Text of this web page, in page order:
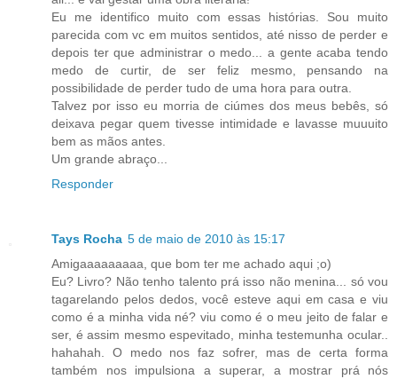
Eu me identifico muito com essas histórias. Sou muito
parecida com vc em muitos sentidos, até nisso de perder e
depois ter que administrar o medo... a gente acaba tendo
medo de curtir, de ser feliz mesmo, pensando na
possibilidade de perder tudo de uma hora para outra.
Talvez por isso eu morria de ciúmes dos meus bebês, só
deixava pegar quem tivesse intimidade e lavasse muuuito
bem as mãos antes.
Um grande abraço...
Responder
Tays Rocha 5 de maio de 2010 às 15:17
Amigaaaaaaaaa, que bom ter me achado aqui ;o)
Eu? Livro? Não tenho talento prá isso não menina... só vou
tagarelando pelos dedos, você esteve aqui em casa e viu
como é a minha vida né? viu como é o meu jeito de falar e
ser, é assim mesmo espevitado, minha testemunha ocular..
hahahah. O medo nos faz sofrer, mas de certa forma
também nos impulsiona a superar, a mostrar prá nós